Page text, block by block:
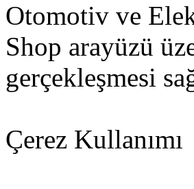
Otomotiv ve
Shop arayüzü
gerçekleşmesi
Çerez Kullanımı